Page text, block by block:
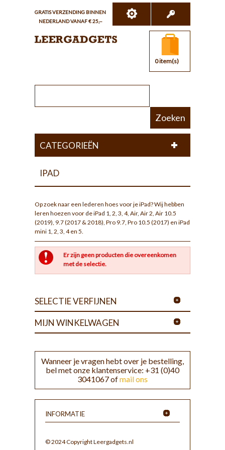
GRATIS VERZENDING BINNEN
NEDERLAND VANAF € 25,--
0 item(s)
Zoeken
CATEGORIEËN
IPAD
Op zoek naar een lederen hoes voor je iPad? Wij hebben
leren hoezen voor de iPad 1, 2, 3, 4, Air, Air 2, Air 10.5
(2019), 9.7 (2017 & 2018), Pro 9.7, Pro 10.5 (2017) en iPad
mini 1, 2, 3, 4 en 5.
Er zijn geen producten die overeenkomen
met de selectie.
SELECTIE VERFIJNEN
MIJN WINKELWAGEN
Wanneer je vragen hebt over je bestelling,
bel met onze klantenservice: +31 (0)40
3041067 ofmail ons
INFORMATIE
© 2024 Copyright Leergadgets.nl